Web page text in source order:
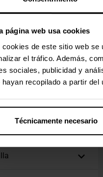
página web usa cookies
cookies de este sitio web
el tráfico. Además,
sociales, publicidad y
hayan recopilado a partir
Técnicamente necesario
(mm)
en Pulgadas (")